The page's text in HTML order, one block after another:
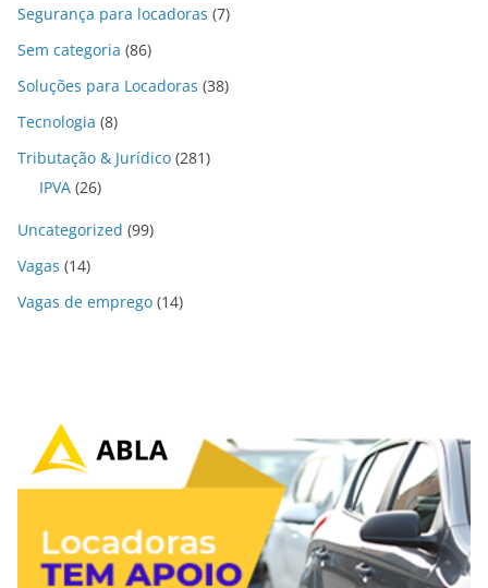
Segurança para locadoras (7)
Sem categoria (86)
Soluções para Locadoras (38)
Tecnologia (8)
Tributação & Jurídico (281)
IPVA (26)
Uncategorized (99)
Vagas (14)
Vagas de emprego (14)